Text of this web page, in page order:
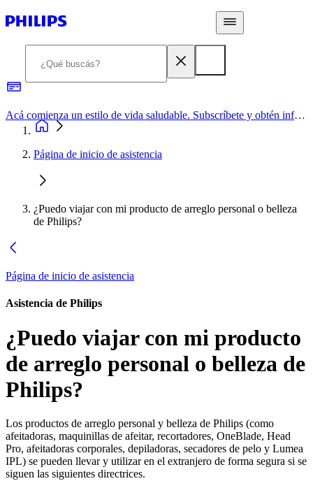
Acá comienza un estilo de vida saludable. Subscríbete y obtén información de primera mano
Página de inicio de asistencia
¿Puedo viajar con mi producto de arreglo personal o belleza
de Philips?
Página de inicio de asistencia
Asistencia de Philips
¿Puedo viajar con mi producto
de arreglo personal o belleza de
Philips?
Los productos de arreglo personal y belleza de Philips (como
afeitadoras, maquinillas de afeitar, recortadores, OneBlade, Head
Pro, afeitadoras corporales, depiladoras, secadores de pelo y Lumea
IPL) se pueden llevar y utilizar en el extranjero de forma segura si se
siguen las siguientes directrices.